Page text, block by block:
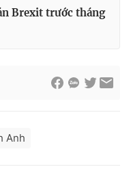
Brexit trước tháng
Anh